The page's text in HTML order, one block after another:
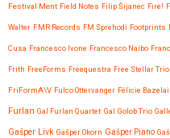
Festival Ment Field Notes Filip Šijanec Fire!
Walter FMR Records FM Sprehodi Footprints
Cusa Francesco Ivone Francesco Naibo
Frith FreeForms Freequestra Free Stellar Trio
FriFormA\V Fulco Ottervanger Félicie
Furlan Gal Furlan Quartet Gal Golob Trio
Gašper Livk Gašper Okorn Gašper Piano